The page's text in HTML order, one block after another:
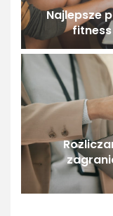
Najlepsze